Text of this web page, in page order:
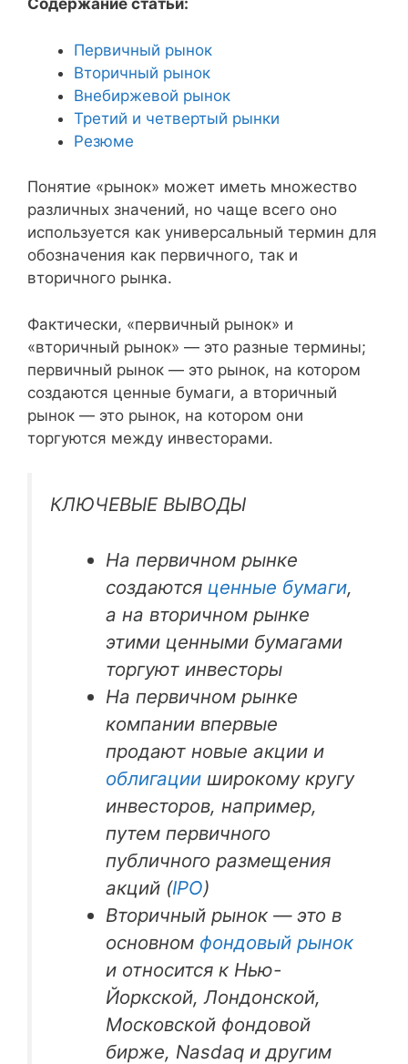
Содержание статьи:
Первичный рынок
Вторичный рынок
Внебиржевой рынок
Третий и четвертый рынки
Резюме
Понятие «рынок» может иметь множество
различных значений, но чаще всего оно
используется как универсальный термин для
обозначения как первичного, так и
вторичного рынка.
Фактически, «первичный рынок» и
«вторичный рынок» — это разные термины;
первичный рынок — это рынок, на котором
создаются ценные бумаги, а вторичный
рынок — это рынок, на котором они
торгуются между инвесторами.
КЛЮЧЕВЫЕ ВЫВОДЫ
На первичном рынке
создаютсяценные бумаги,
а на вторичном рынке
этими ценными бумагами
торгуют инвесторы
На первичном рынке
компании впервые
продают новые акции и
облигации широкому кругу
инвесторов, например,
путем первичного
публичного размещения
акций (IPO)
Вторичный рынок — это в
основном фондовый рынок
и относится к Нью-
Йоркской, Лондонской,
Московской фондовой
бирже, Nasdaq и другим